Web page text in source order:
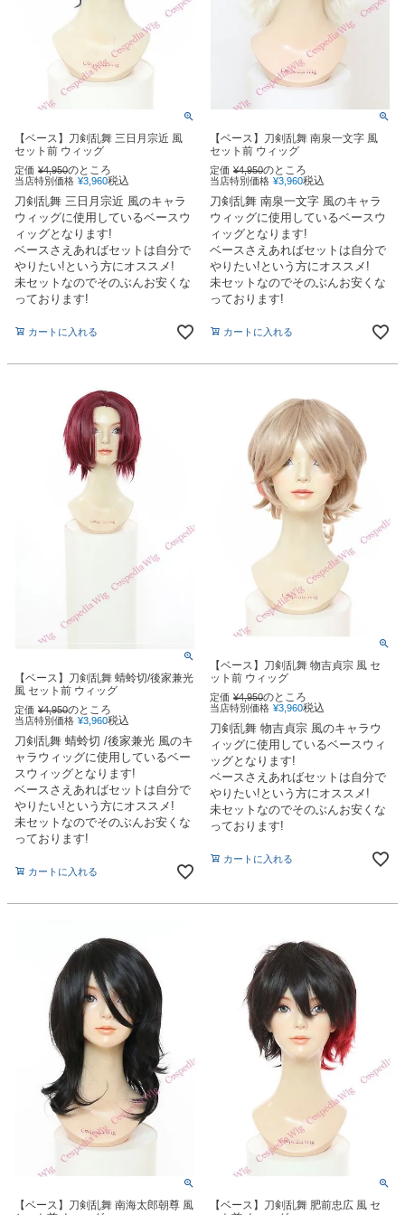
【ベース】刀剣乱舞 三日月宗近 風
セット前 ウィッグ
定価 ¥4,950のところ
当店特別価格 ¥3,960税込
刀剣乱舞 三日月宗近 風のキャラ
ウィッグに使用しているベースウ
ィッグとなります!
ベースさえあればセットは自分で
やりたい!という方にオススメ!
未セットなのでそのぶんお安くな
っております!
カートに入れる
【ベース】刀剣乱舞 南泉一文字 風
セット前 ウィッグ
定価 ¥4,950のところ
当店特別価格 ¥3,960税込
刀剣乱舞 南泉一文字 風のキャラ
ウィッグに使用しているベースウ
ィッグとなります!
ベースさえあればセットは自分で
やりたい!という方にオススメ!
未セットなのでそのぶんお安くな
っております!
カートに入れる
【ベース】刀剣乱舞 蜻蛉切/後家兼光
風 セット前 ウィッグ
定価 ¥4,950のところ
当店特別価格 ¥3,960税込
刀剣乱舞 蜻蛉切 /後家兼光 風のキ
ャラウィッグに使用しているベー
スウィッグとなります!
ベースさえあればセットは自分で
やりたい!という方にオススメ!
未セットなのでそのぶんお安くな
っております!
カートに入れる
【ベース】刀剣乱舞 物吉貞宗 風 セ
ット前 ウィッグ
定価 ¥4,950のところ
当店特別価格 ¥3,960税込
刀剣乱舞 物吉貞宗 風のキャラウ
ィッグに使用しているベースウィ
ッグとなります!
ベースさえあればセットは自分で
やりたい!という方にオススメ!
未セットなのでそのぶんお安くな
っております!
カートに入れる
【ベース】刀剣乱舞 南海太郎朝尊 風
【ベース】刀剣乱舞 肥前忠広 風 セ